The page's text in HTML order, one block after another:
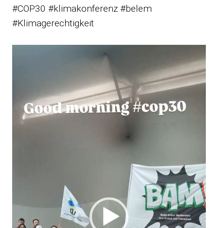
#COP30 #klimakonferenz #belem
#Klimagerechtigkeit